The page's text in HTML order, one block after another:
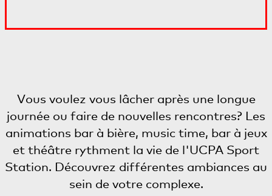
Vous voulez vous lâcher après une longue
journée ou faire de nouvelles rencontres? Les
animations bar à bière, music time, bar à jeux
et théâtre rythment la vie de l'UCPA Sport
Station. Découvrez différentes ambiances au
sein de votre complexe.